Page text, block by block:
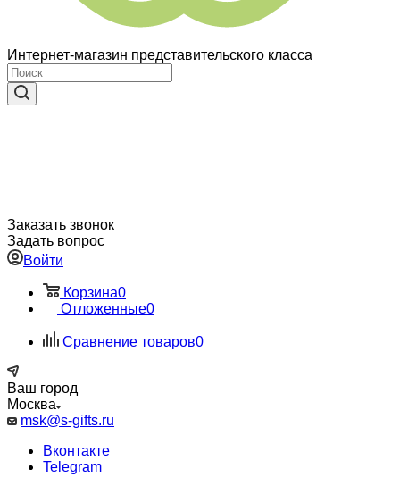
Интернет-магазин представительского класса
Заказать звонок
Задать вопрос
Войти
Корзина0
Отложенные0
Сравнение товаров0
Ваш город
Москва
msk@s-gifts.ru
Вконтакте
Telegram